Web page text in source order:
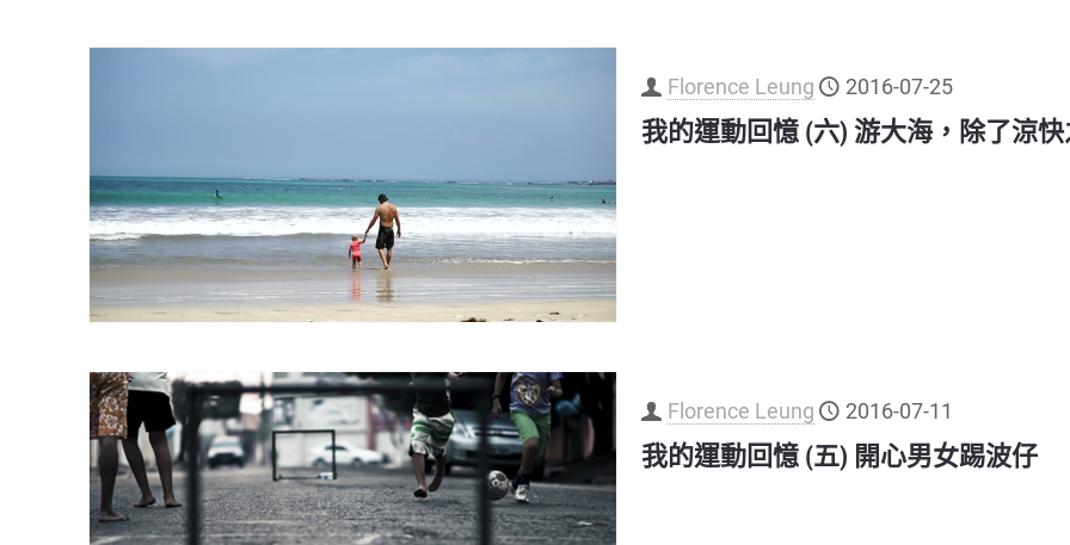
Florence Leung 2016-07-25
我的運動回憶 (六) 游大海，除了涼
Florence Leung 2016-07-11
我的運動回憶 (五) 開心男女踢波仔